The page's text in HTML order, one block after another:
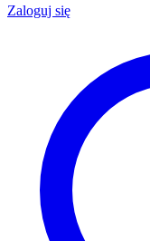
Zaloguj się